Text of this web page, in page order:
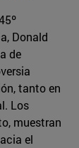
Donald
de
tanto en
Los
muestran
el